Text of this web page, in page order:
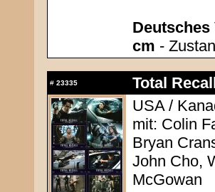
Deutsches
cm -
# 23335
Total
USA /
mit: Colin
Bryan
John Cho,
McGowan